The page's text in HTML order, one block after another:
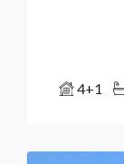
4+1